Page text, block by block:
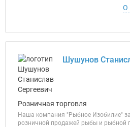
О
Шушунов
Розничная торговля
Наша компания "Рыбное Изобилие"
розничной продажей рыбы и рыбной